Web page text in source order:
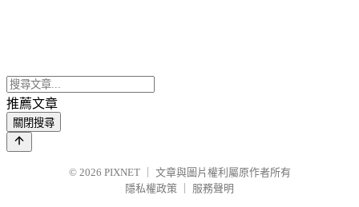
推薦文章
關閉搜尋
© 2026 PIXNET
文章與圖片權利屬原作者所有
隱私權政策
服務聲明